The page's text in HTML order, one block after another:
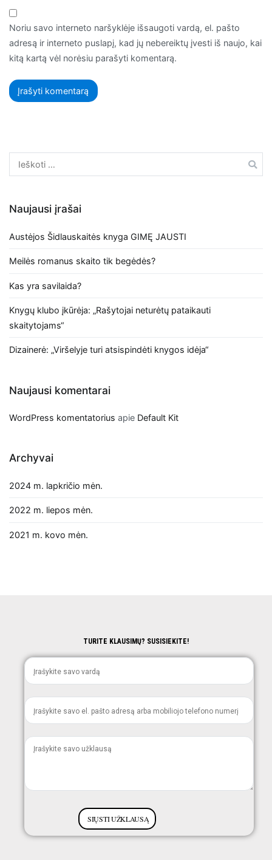
Noriu savo interneto naršyklėje išsaugoti vardą, el. pašto
adresą ir interneto puslapį, kad jų nebereiktų įvesti iš naujo, kai
kitą kartą vėl norėsiu parašyti komentarą.
Naujausi įrašai
Austėjos Šidlauskaitės knyga GIMĘ JAUSTI
Meilės romanus skaito tik begėdės?
Kas yra savilaida?
Knygų klubo įkūrėja: „Rašytojai neturėtų pataikauti
skaitytojams“
Dizainerė: „Viršelyje turi atsispindėti knygos idėja“
Naujausi komentarai
WordPress komentatorius apie Default Kit
Archyvai
2024 m. lapkričio mėn.
2022 m. liepos mėn.
2021 m. kovo mėn.
TURITE KLAUSIMŲ? SUSISIEKITE!